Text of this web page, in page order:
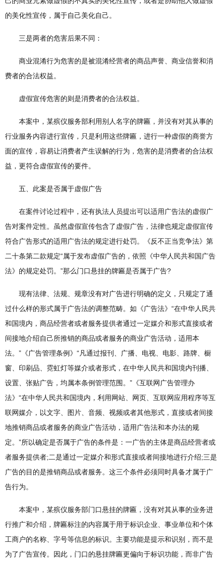
的美化性宣传，属于自己美化自己。
三是两者的危害后果不同：
商业混淆行为危害的是被混淆经营者的商品声誉、商业信誉和消
费者的合法权益。
虚假宣传危害的则是消费者的合法权益。
本案中，某殡仪服务部利用别人名字的牌匾，并没有对其从事的
行业服务内容进行宣传，只是利用这些牌匾，进行一种虚假的商誉方
面的宣传，容易让消费者产生误解的行为，危害的是消费者的合法权
益，更符合虚假宣传的要件。
五、此案是否属于虚假广告
在案件讨论过程中，还有执法人员提出可以适用广告法的虚假广
告对案件定性。虽然虚假宣传包含了虚假广告，法律也规定虚假宣传
符合广告形式的适用广告法的规定进行处罚。《反不正当竞争法》第
二十条第二款规定“属于发布虚假广告的，依照《中华人民共和国广告
法》的规定处罚。”那么门口悬挂的牌匾是否属于广告?
现有法律、法规、规章没有对广告进行明确的定义，只规定了通
过什么样的形式属于广告法的调整范畴。如《广告法》“在中华人民共
和国境内，商品经营者或者服务提供者通过一定媒介和形式直接或者
间接地介绍自己所推销的商品或者服务的商业广告活动，适用本
法。”《广告管理条例》“凡通过报刊、广播、电视、电影、路牌、橱
窗、印刷品、霓虹灯等媒介或者形式，在中华人民共和国境内刊播、
设置、张贴广告，均属本条例管理范围。”《互联网广告管理办
法》“在中华人民共和国境内，利用网站、网页、互联网应用程序等互
联网媒介，以文字、图片、音频、视频或者其他形式，直接或者间接
地推销商品或者服务的商业广告活动，适用广告法和本办法的规
定。”所以确定是否属于广告的条件是：一广告的主体是商品经营者或
者服务提供者;二是通过一定媒介和形式直接或者间接地进行介绍;三是
广告的目的是推销商品或者服务。这三个条件必须同时具备才属于广
告行为。
本案中，某殡仪服务部门口悬挂的牌匾，没有对其从事的业务进
行推广和介绍，牌匾标注的内容属于用于标识企业、事业单位和个体
工商户的名称、字号等信息的标识。主要功能是提示和识别，而不是
为了广告宣传。因此，门口的悬挂牌匾更偏向于标识功能，而非广告